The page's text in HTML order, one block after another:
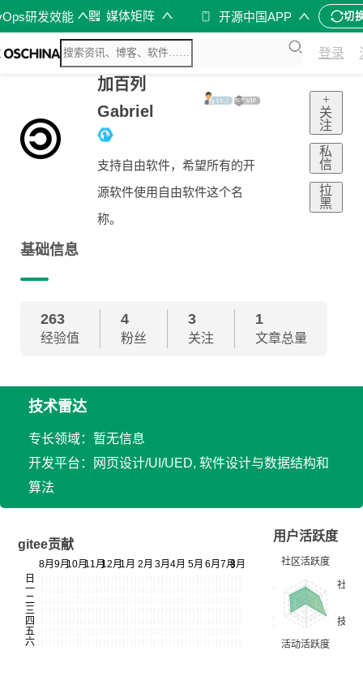
研发效能 媒体矩阵 开源中国APP 切
登录
加百列
Gabriel
支持自由软件，希望所有的开
源软件使用自由软件这个名
称。
+
关
注
私
信
拉
黑
基础信息
263
经验值
4
粉丝
3
关注
1
文章总量
技术雷达
专长领域：暂无信息
开发平台：网页设计/UI/UED, 软件设计与数据结构和
算法
gitee贡献
用户活跃度